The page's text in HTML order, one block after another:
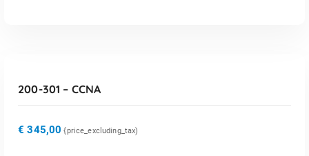
200-301 – CCNA
€ 345,00 {price_excluding_tax)